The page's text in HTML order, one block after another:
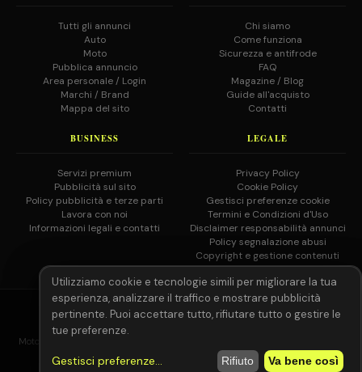
Tutti gli annunci
Auto
Moto
Pubblica annuncio
Area personale / Login
Marchi / Brand
Mappa del sito
Chi siamo
Come funziona
Sicurezza e antifrode
FAQ
Magazine / Blog
Guide all'acquisto
Contatti
BUSINESS
Servizi premium
Pubblicità sul sito
Policy pubblicità e terze parti
Lavora con noi
Informazioni legali e contatti
LEGALE
Privacy Policy
Cookie Policy
Gestisci preferenze cookie
Termini e Condizioni d'Uso
Disclaimer responsabilità annunci
Policy segnalazione abusi
Copyright e gestione contenuti
© 2026 MotoAutoGratis.it — Tutti i diritti riservati —IOCOSGC
MotoAutoGratis non è responsabile per il contenuto degli annunci pubblicati
dagli utenti registrati.
Leggi il disclaimer completo.
Utilizziamo cookie e tecnologie simili per migliorare la tua
esperienza, analizzare il traffico e mostrare pubblicità
pertinente. Puoi accettare tutto, rifiutare tutto o gestire le
tue preferenze.
Gestisci preferenze... Rifiuto Va bene così